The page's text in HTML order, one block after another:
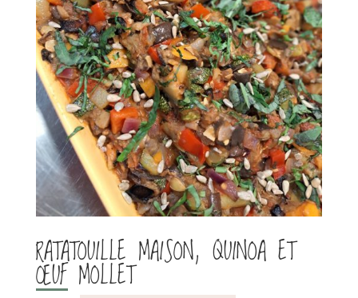
RATATOUILLE MAISON, QUINOA ET
ŒUF MOLLET